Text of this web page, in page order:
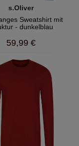
s.Oliver
Sweatshirt mit
- dunkelblau
59,99 €